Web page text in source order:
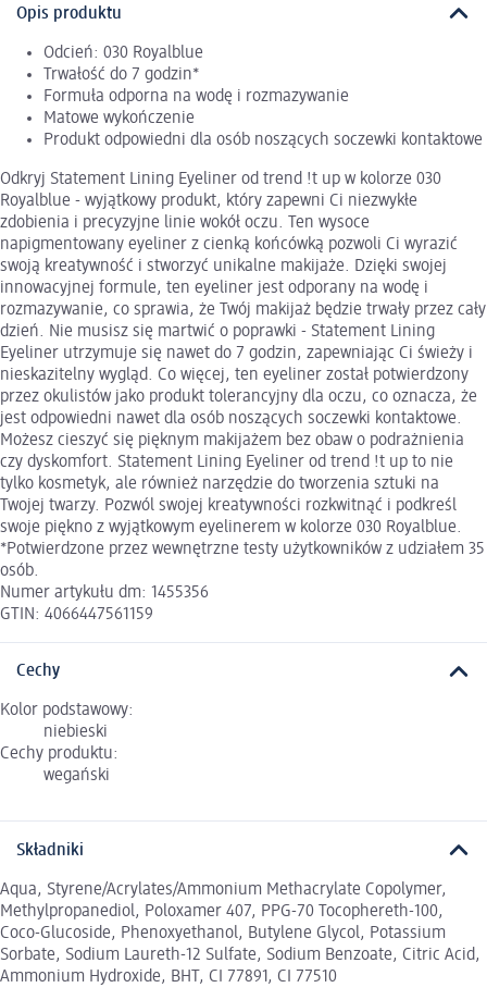
Opis produktu
Odcień: 030 Royalblue
Trwałość do 7 godzin*
Formuła odporna na wodę i rozmazywanie
Matowe wykończenie
Produkt odpowiedni dla osób noszących soczewki kontaktowe
Odkryj Statement Lining Eyeliner od trend !t up w kolorze 030
Royalblue - wyjątkowy produkt, który zapewni Ci niezwykłe
zdobienia i precyzyjne linie wokół oczu. Ten wysoce
napigmentowany eyeliner z cienką końcówką pozwoli Ci wyrazić
swoją kreatywność i stworzyć unikalne makijaże. Dzięki swojej
innowacyjnej formule, ten eyeliner jest odporany na wodę i
rozmazywanie, co sprawia, że Twój makijaż będzie trwały przez cały
dzień. Nie musisz się martwić o poprawki - Statement Lining
Eyeliner utrzymuje się nawet do 7 godzin, zapewniając Ci świeży i
nieskazitelny wygląd. Co więcej, ten eyeliner został potwierdzony
przez okulistów jako produkt tolerancyjny dla oczu, co oznacza, że
jest odpowiedni nawet dla osób noszących soczewki kontaktowe.
Możesz cieszyć się pięknym makijażem bez obaw o podrażnienia
czy dyskomfort. Statement Lining Eyeliner od trend !t up to nie
tylko kosmetyk, ale również narzędzie do tworzenia sztuki na
Twojej twarzy. Pozwól swojej kreatywności rozkwitnąć i podkreśl
swoje piękno z wyjątkowym eyelinerem w kolorze 030 Royalblue.
*Potwierdzone przez wewnętrzne testy użytkowników z udziałem 35
osób.
Numer artykułu dm: 1455356
GTIN: 4066447561159
Cechy
Kolor podstawowy:
niebieski
Cechy produktu:
wegański
Składniki
Aqua, Styrene/Acrylates/Ammonium Methacrylate Copolymer,
Methylpropanediol, Poloxamer 407, PPG-70 Tocophereth-100,
Coco-Glucoside, Phenoxyethanol, Butylene Glycol, Potassium
Sorbate, Sodium Laureth-12 Sulfate, Sodium Benzoate, Citric Acid,
Ammonium Hydroxide, BHT, CI 77891, CI 77510